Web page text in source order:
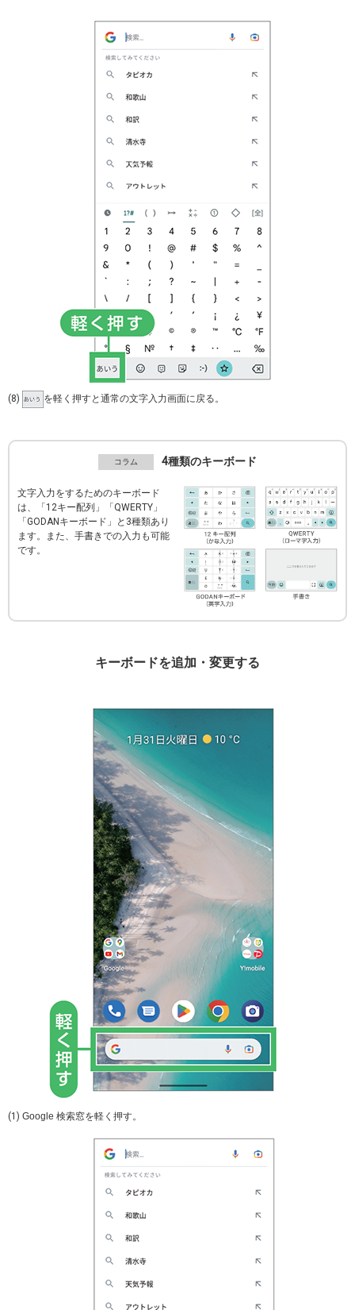
(8) を軽く押すと通常の文字入力画面に戻る。
4種類のキーボード
文字入力をするためのキーボード
は、「12キー配列」「QWERTY」
「GODANキーボード」と3種類あり
ます。また、手書きでの入力も可能
です。
キーボードを追加・変更する
(1) Google 検索窓を軽く押す。